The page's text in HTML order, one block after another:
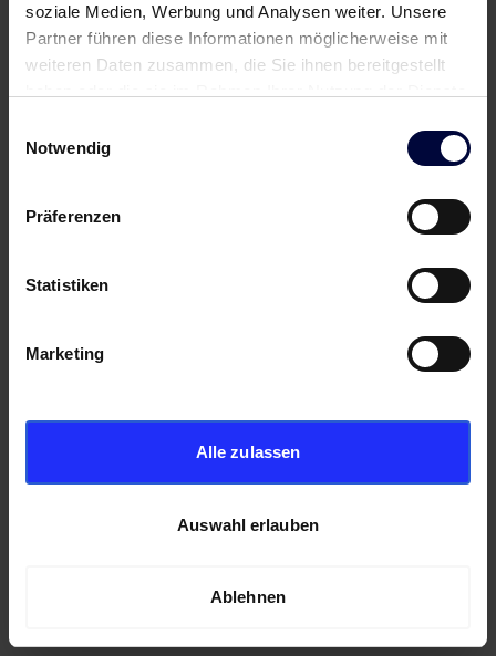
soziale Medien, Werbung und Analysen weiter. Unsere
Partner führen diese Informationen möglicherweise mit
weiteren Daten zusammen, die Sie ihnen bereitgestellt
Notwendig
Präferenzen
Statistiken
Marketing
Alle zulassen
Auswahl erlauben
Ablehnen